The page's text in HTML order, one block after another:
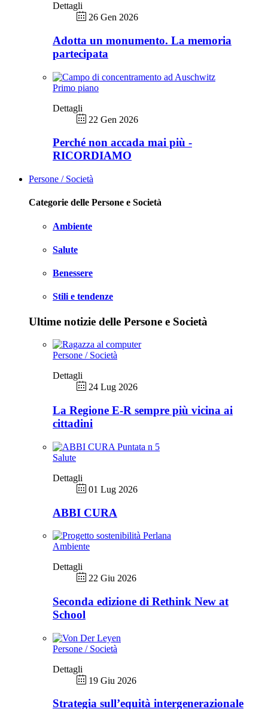
Dettagli
26 Gen 2026
Adotta un monumento. La memoria
partecipata
Primo piano
Dettagli
22 Gen 2026
Perché non accada mai più -
RICORDIAMO
Persone / Società
Categorie delle Persone e Società
Ambiente
Salute
Benessere
Stili e tendenze
Ultime notizie delle Persone e Società
Persone / Società
Dettagli
24 Lug 2026
La Regione E-R sempre più vicina ai
cittadini
Salute
Dettagli
01 Lug 2026
ABBI CURA
Ambiente
Dettagli
22 Giu 2026
Seconda edizione di Rethink New at
School
Persone / Società
Dettagli
19 Giu 2026
Strategia sull’equità intergenerazionale